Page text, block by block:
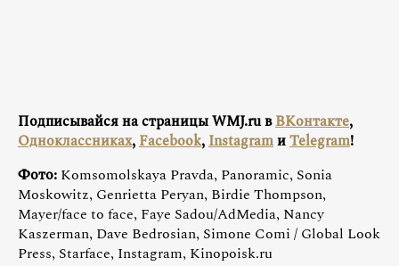
Подписывайся на страницы WMJ.ru вВКонтакте,
Одноклассниках,Facebook,InstagramиTelegram!
Фото: Komsomolskaya Pravda, Panoramic, Sonia
Moskowitz, Genrietta Peryan, Birdie Thompson,
Mayer/face to face, Faye Sadou/AdMedia, Nancy
Kaszerman, Dave Bedrosian, Simone Comi / Global Look
Press, Starface, Instagram, Kinopoisk.ru